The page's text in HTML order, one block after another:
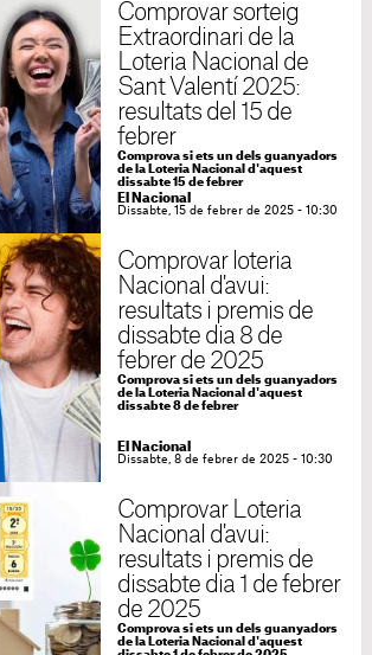
Comprovar sorteig
Extraordinari de la
Loteria Nacional de
Sant Valentí 2025:
resultats del 15 de
febrer
Comprova si ets un dels guanyadors
de la Loteria Nacional d'aquest
dissabte 15 de febrer
El Nacional
Dissabte, 15 de febrer de 2025 - 10:30
Comprovar loteria
Nacional d'avui:
resultats i premis de
dissabte dia 8 de
febrer de 2025
Comprova si ets un dels guanyadors
de la Loteria Nacional d'aquest
dissabte 8 de febrer
El Nacional
Dissabte, 8 de febrer de 2025 - 10:30
Comprovar Loteria
Nacional d'avui:
resultats i premis de
dissabte dia 1 de febrer
de 2025
Comprova si ets un dels guanyadors
de la Loteria Nacional d'aquest